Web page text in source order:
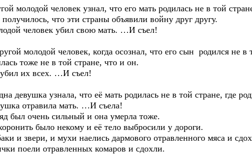
человек узнал, что его мать родилась не в той
что эти страны объявили войну друг другу.
убил свою мать. …И съел!
человек, когда осознал, что его сын родился не в
тоже не в той стране, что и он.
всех. …И съел!
узнала, что её мать родилась не в той стране, где
мать. …И съела!
очень сильный и она умерла тоже.
было некому и её тело выбросили у дороги.
и мухи наелись дармового отравленного мяса и
отравленных комаров и сдохли.